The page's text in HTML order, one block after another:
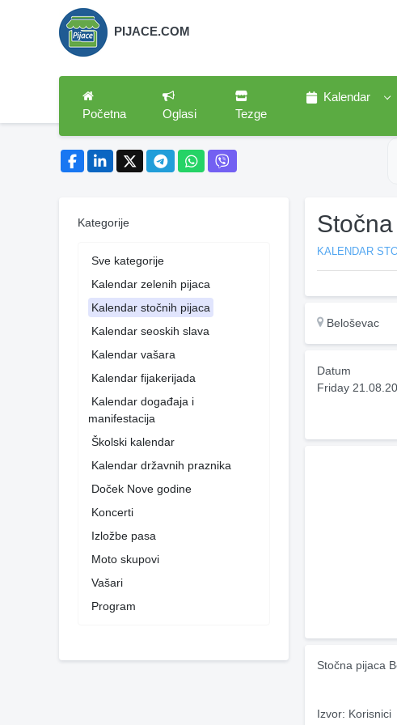
PIJACE.COM
Početna Oglasi Tezge
Kalendar
Kategorije
Sve kategorije
Kalendar zelenih pijaca
Kalendar stočnih pijaca
Kalendar seoskih slava
Kalendar vašara
Kalendar fijakerijada
Kalendar događaja i
manifestacija
Školski kalendar
Kalendar državnih praznika
Doček Nove godine
Koncerti
Izložbe pasa
Moto skupovi
Vašari
Program
KALENDAR
Beloševac
Datum
Friday
Stočna pijaca
Izvor: Korisnici